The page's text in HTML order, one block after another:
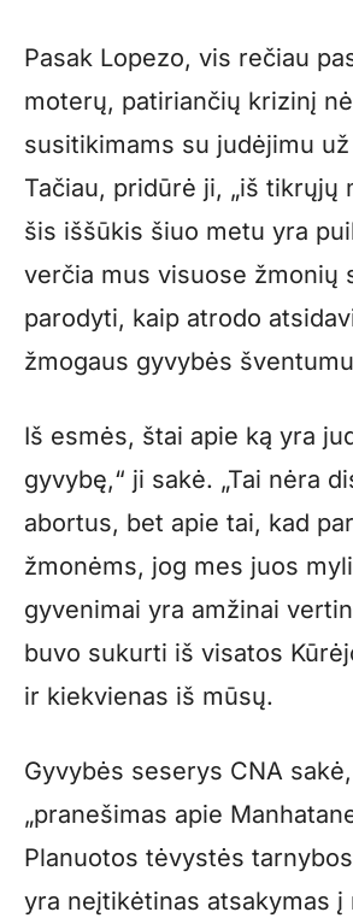
Pasak Lopezo, vis rečiau
moterų, patiriančių krizinį
susitikimams su judėjimu
Tačiau, pridūrė ji, „iš tikrųjų
šis iššūkis šiuo metu yra
verčia mus visuose žmonių
parodyti, kaip atrodo
žmogaus gyvybės
Iš esmės, štai apie ką yra
gyvybę,“ ji sakė. „Tai nėra
abortus, bet apie tai, kad
žmonėms, jog mes juos
gyvenimai yra amžinai
buvo sukurti iš visatos
ir kiekvienas iš mūsų.
Gyvybės seserys CNA
„pranešimas apie
Planuotos tėvystės
yra neįtikėtinas atsakymas į